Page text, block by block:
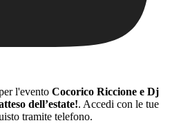
l'evento Cocorico Riccione e Dj
dell’estate!. Accedi con le tue
tramite telefono.